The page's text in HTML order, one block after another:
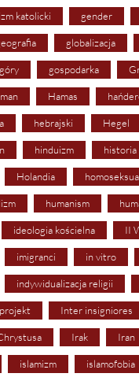
katolicki gender
globalizacja
góry gospodarka
Hamas
hebrajski Hegel
hinduizm historia
Holandia
humanism
ideologia kościelna II
imigranci in vitro
indywidualizacja religii
Inter insigniores
Irak Iran
islamizm islamofobia